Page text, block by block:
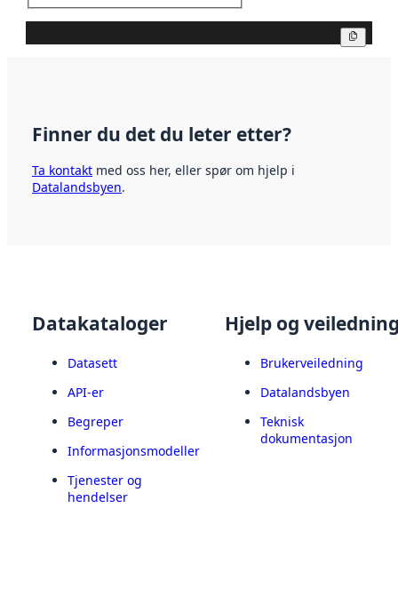
Finner du det du leter etter?
Ta kontakt med oss her, eller spør om hjelp i
Datalandsbyen.
Datakataloger
Datasett
API-er
Begreper
Informasjonsmodeller
Tjenester og
hendelser
Hjelp og
Brukerveiledning
Datalandsbyen
Teknisk
dokumentasjon